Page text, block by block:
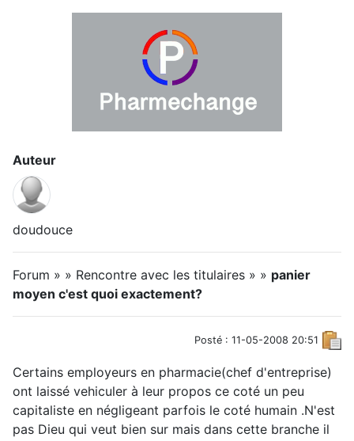
Auteur
doudouce
Forum » » Rencontre avec les titulaires » » panier
moyen c'est quoi exactement?
Posté : 11-05-2008 20:51
Certains employeurs en pharmacie(chef d'entreprise)
ont laissé vehiculer à leur propos ce coté un peu
capitaliste en négligeant parfois le coté humain .N'est
pas Dieu qui veut bien sur mais dans cette branche il